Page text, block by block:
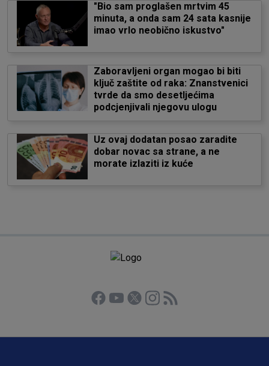
"Bio sam proglašen mrtvim 45
minuta, a onda sam 24 sata kasnije
imao vrlo neobično iskustvo"
Zaboravljeni organ mogao bi biti
ključ zaštite od raka: Znanstvenici
tvrde da smo desetljećima
podcjenjivali njegovu ulogu
Uz ovaj dodatan posao zaradite
dobar novac sa strane, a ne
morate izlaziti iz kuće